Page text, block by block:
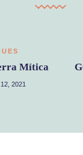
Mítica
2021